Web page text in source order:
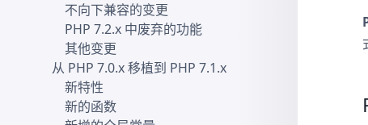
不向下兼容的变更
PHP 7.2.x 中废弃的功能
其他变更
从 PHP 7.0.x 移植到 PHP 7.1.x
新特性
新的函数